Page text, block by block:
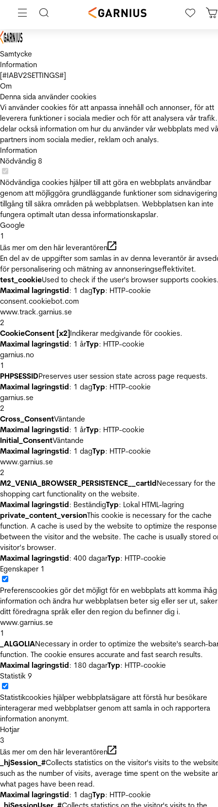
Samtycke
Information
[#IABV2SETTINGS#]
Om
Denna sida använder cookies
Vi använder cookies för att anpassa innehåll och annonser, för att
leverera funktioner i sociala medier och för att analysera vår
delar också information om hur du använder vår webbplats med
partners inom sociala medier, reklam och analys.
Information
Nödvändig 8
Nödvändiga cookies hjälper till att göra en webbplats användbar
genom att möjliggöra grundläggande funktioner som
tillgång till säkra områden på webbplatsen. Webbplatsen kan inte
fungera optimalt utan dessa informationskapslar.
Google
1
Läs mer om den här leverantören
En del av de uppgifter som samlas in av denna leverantör är
för personalisering och mätning av annonseringseffektivitet.
test_cookieUsed to check if the user's browser supports
Maximal lagringstid: 1 dagTyp: HTTP-cookie
consent.cookiebot.com
www.track.garnius.se
2
CookieConsent [x2]Indikerar medgivande för cookies.
Maximal lagringstid: 1 årTyp: HTTP-cookie
garnius.no
1
PHPSESSIDPreserves user session state across page requests.
Maximal lagringstid: 1 dagTyp: HTTP-cookie
garnius.se
2
Cross_ConsentVäntande
Maximal lagringstid: 1 årTyp: HTTP-cookie
Initial_ConsentVäntande
Maximal lagringstid: 1 dagTyp: HTTP-cookie
www.garnius.se
2
M2_VENIA_BROWSER_PERSISTENCE__cartIdNecessary for the
shopping cart functionality on the website.
Maximal lagringstid: BeständigTyp: Lokal HTML-lagring
private_content_versionThis cookie is necessary for the cache
function. A cache is used by the website to optimize the
between the visitor and the website. The cache is usually stored
visitor’s browser.
Maximal lagringstid: 400 dagarTyp: HTTP-cookie
Egenskaper 1
Preferenscookies gör det möjligt för en webbplats att komma ihåg
information och ändra hur webbplatsen beter sig eller ser ut,
ditt föredragna språk eller den region du befinner dig i.
www.garnius.se
1
_ALGOLIANecessary in order to optimize the website's search-
function. The cookie ensures accurate and fast search results.
Maximal lagringstid: 180 dagarTyp: HTTP-cookie
Statistik 9
Statistikcookies hjälper webbplatsägare att förstå hur besökare
interagerar med webbplatser genom att samla in och rapportera
information anonymt.
Hotjar
3
Läs mer om den här leverantören
_hjSession_#Collects statistics on the visitor's visits to the
such as the number of visits, average time spent on the website
what pages have been read.
Maximal lagringstid: 1 dagTyp: HTTP-cookie